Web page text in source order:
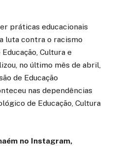
práticas educacionais
luta contra o racismo
Cultura e
no último mês de abril,
de Educação
nas dependências
de Educação, Cultura
no Instagram,